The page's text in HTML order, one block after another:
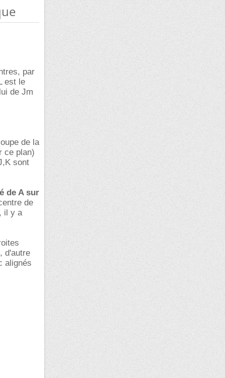
par
est le
de Jm
de la
ce plan)
sont
de A sur
de
il y a
d'autre
alignés